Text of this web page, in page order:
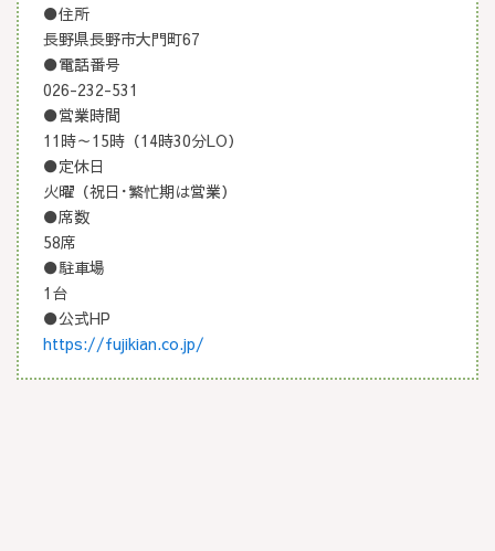
●住所
長野県長野市大門町67
●電話番号
026-232-531
●営業時間
11時～15時（14時30分LO）
●定休日
火曜（祝日･繁忙期は営業）
●席数
58席
●駐車場
1台
●公式HP
https://fujikian.co.jp/